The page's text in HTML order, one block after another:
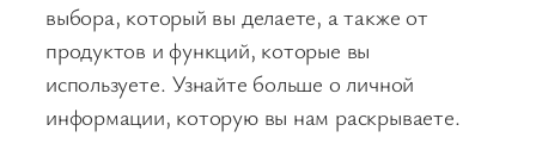
выбора, который вы делаете, а также от
продуктов и функций, которые вы
используете. Узнайте больше о личной
информации, которую вы нам раскрываете.